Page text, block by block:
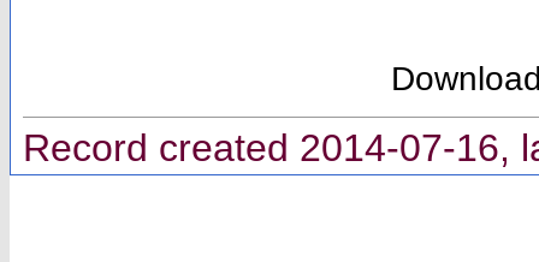
Record created 2014-07-16,